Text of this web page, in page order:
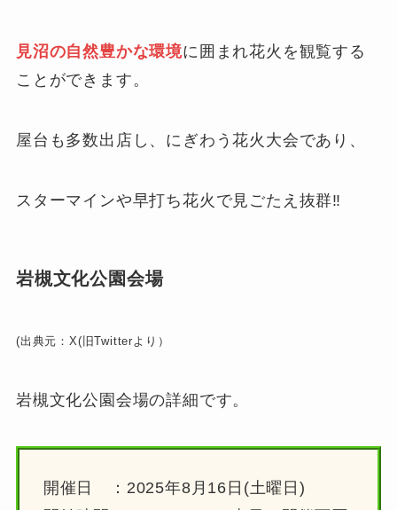
見沼の自然豊かな環境に囲まれ花火を観覧する
ことができます。
屋台も多数出店し、にぎわう花火大会であり、
スターマインや早打ち花火で見ごたえ抜群‼
岩槻文化公園会場
(出典元：X(旧Twitterより）
岩槻文化公園会場の詳細です。
開催日 ：2025年8月16日(土曜日)